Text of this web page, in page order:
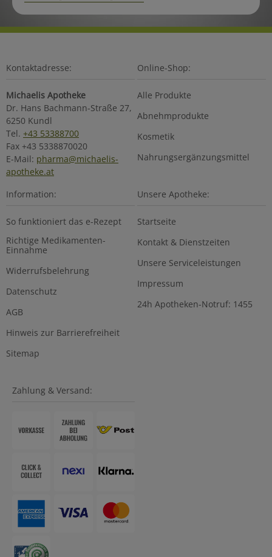
Kontaktadresse:
Michaelis Apotheke
Dr. Hans Bachmann-Straße 27,
6250 Kundl
Tel. +43 53388700
Fax +43 5338870020
E-Mail: pharma@michaelis-
apotheke.at
Online-Shop:
Alle Produkte
Abnehmprodukte
Kosmetik
Nahrungsergänzungsmittel
Information:
So funktioniert das e-Rezept
Richtige Medikamenten-
Einnahme
Widerrufsbelehrung
Datenschutz
AGB
Hinweis zur Barrierefreiheit
Sitemap
Unsere Apotheke:
Startseite
Kontakt & Dienstzeiten
Unsere Serviceleistungen
Impressum
24h Apotheken-Notruf: 1455
Zahlung & Versand: